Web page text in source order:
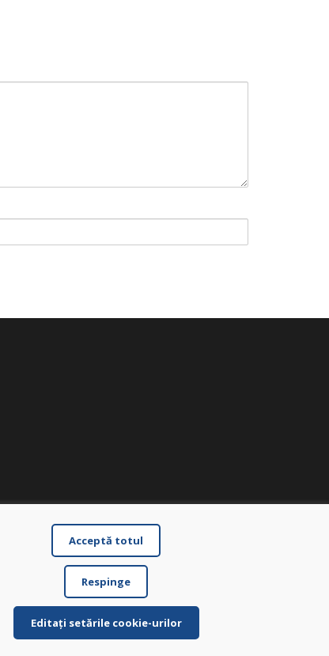
Acceptă totul
Respinge
Editați setările cookie-urilor